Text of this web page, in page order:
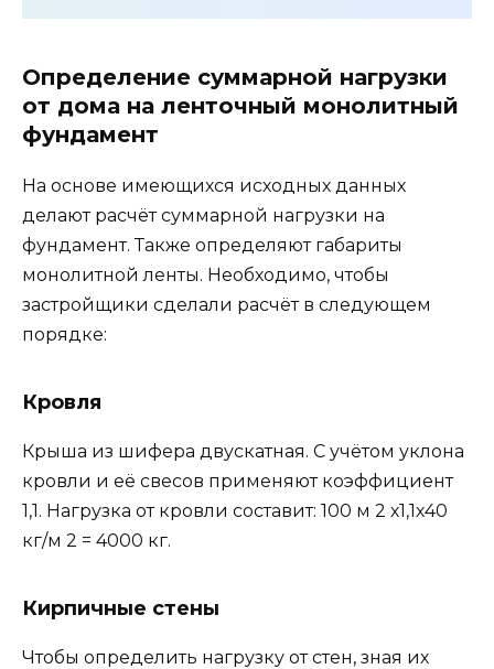
Определение суммарной нагрузки
от дома на ленточный монолитный
фундамент
На основе имеющихся исходных данных
делают расчёт суммарной нагрузки на
фундамент. Также определяют габариты
монолитной ленты. Необходимо, чтобы
застройщики сделали расчёт в следующем
порядке:
Кровля
Крыша из шифера двускатная. С учётом уклона
кровли и её свесов применяют коэффициент
1,1. Нагрузка от кровли составит: 100 м 2 х1,1х40
кг/м 2 = 4000 кг.
Кирпичные стены
Чтобы определить нагрузку от стен, зная их